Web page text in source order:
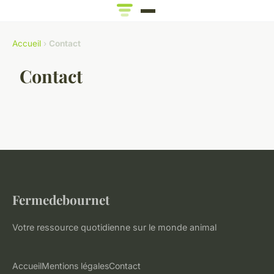
Accueil › Contact
Contact
Fermedebournet
Votre ressource quotidienne sur le monde animal
AccueilMentions légalesContact